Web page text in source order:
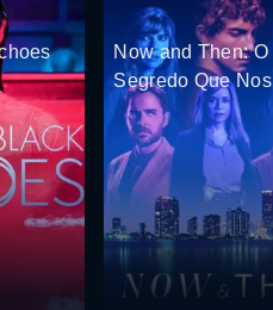
Now and Then: O
Segredo Que